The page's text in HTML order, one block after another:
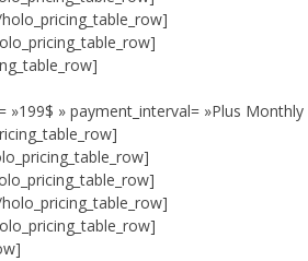
»199$ » payment_interval= »Plus